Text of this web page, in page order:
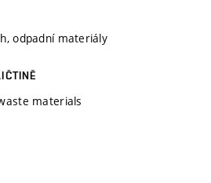
odpadní materiály
materials